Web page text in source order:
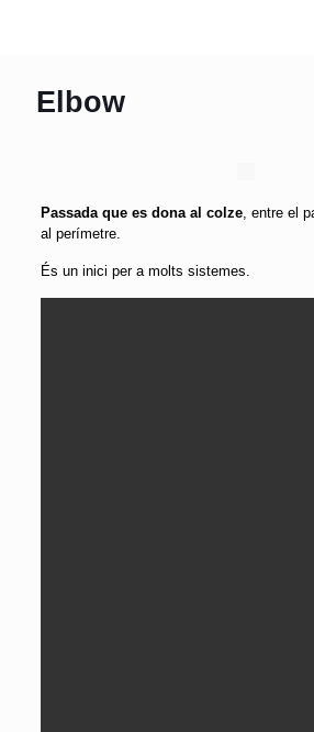
Elbow
Passada que es dona al colze, entre el
al perímetre.
És un inici per a molts sistemes.